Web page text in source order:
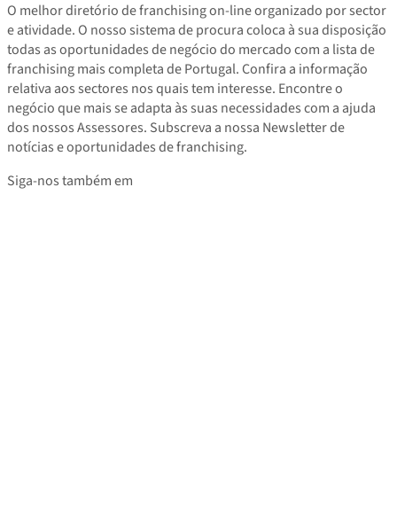
O melhor diretório de franchising on-line organizado por sector
e atividade. O nosso sistema de procura coloca à sua disposição
todas as oportunidades de negócio do mercado com a lista de
franchising mais completa de Portugal. Confira a informação
relativa aos sectores nos quais tem interesse. Encontre o
negócio que mais se adapta às suas necessidades com a ajuda
dos nossos Assessores. Subscreva a nossa Newsletter de
notícias e oportunidades de franchising.
Siga-nos também em